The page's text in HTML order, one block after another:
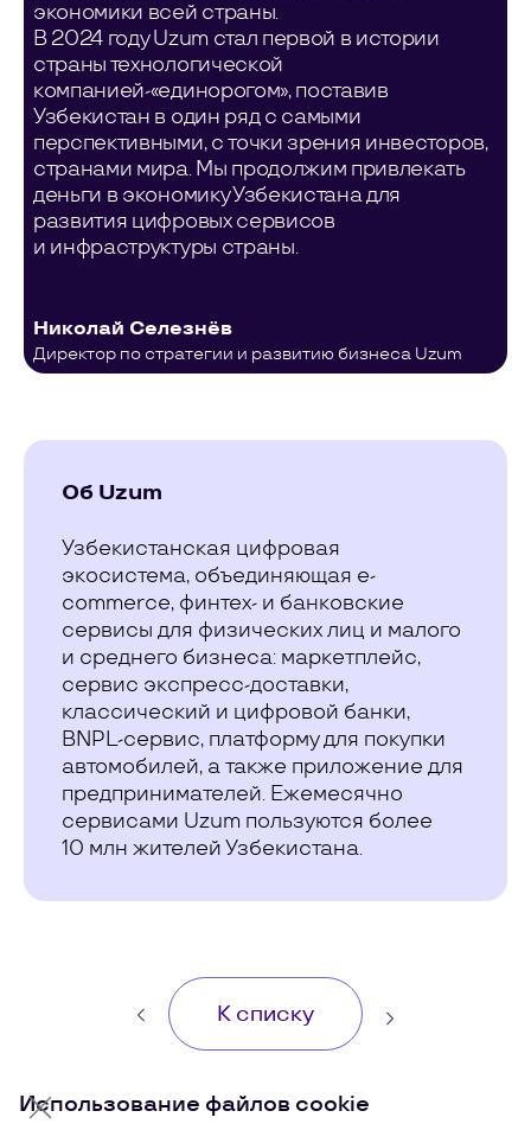
экономики всей страны.
В 2024 году Uzum стал первой в истории
страны технологической
компанией-«единорогом», поставив
Узбекистан в один ряд с самыми
перспективными, с точки зрения инвесторов,
странами мира. Мы продолжим привлекать
деньги в экономику Узбекистана для
развития цифровых сервисов
и инфраструктуры страны.
Николай Селезнёв
Директор по стратегии и развитию бизнеса Uzum
Об Uzum
Узбекистанская цифровая
экосистема, объединяющая e-
commerce, финтех- и банковские
сервисы для физических лиц и малого
и среднего бизнеса: маркетплейс,
сервис экспресс-доставки,
классический и цифровой банки,
BNPL-сервис, платформу для покупки
автомобилей, а также приложение для
предпринимателей. Ежемесячно
сервисами Uzum пользуются более
10 млн жителей Узбекистана.
К списку
Использование файлов cookie